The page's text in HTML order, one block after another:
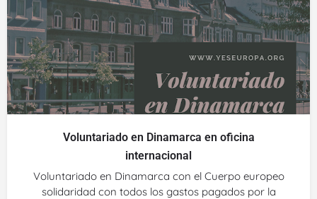
Voluntariado en Dinamarca en oficina
internacional
Voluntariado en Dinamarca con el Cuerpo europeo
solidaridad con todos los gastos pagados por la